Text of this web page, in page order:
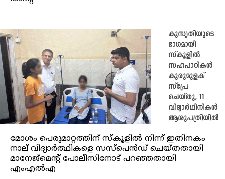
കുസൃതിയുടെ
ഭാഗമായി
സ്‌കൂളിൽ
സഹപാഠികൾ
കുരുമുളക്
സ്‌പ്രേ
ചെയ്തു, 11
വിദ്യാർഥിനികൾ
ആശുപത്രിയിൽ
മോശം പെരുമാറ്റത്തിന് സ്‌കൂളിൽ നിന്ന് ഇതിനകം
നാല് വിദ്യാർത്ഥികളെ സസ്‌പെൻഡ് ചെയ്തതായി
മാനേജ്‌മെന്റ് പോലീസിനോട് പറഞ്ഞതായി
എംഎൽഎ